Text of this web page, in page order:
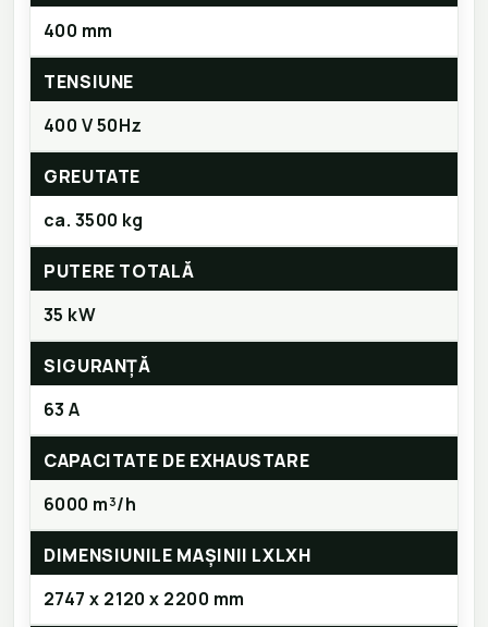
400 mm
TENSIUNE
400 V 50Hz
GREUTATE
ca. 3500 kg
PUTERE TOTALĂ
35 kW
SIGURANȚĂ
63 A
CAPACITATE DE EXHAUSTARE
6000 m³/h
DIMENSIUNILE MAȘINII LXLXH
2747 x 2120 x 2200 mm